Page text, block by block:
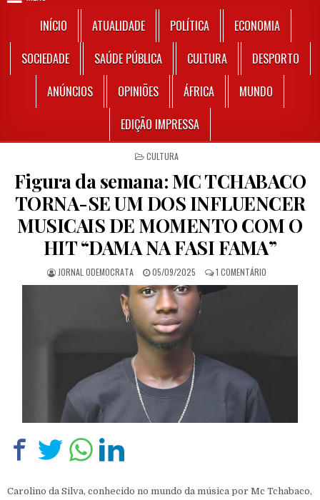
INÍCIO ATUALIDADE POLÍTICA
ECONOMIA
SOCIEDADE
SAÚDE PÚBLICA CULTURA
DESPORTO
ANÚNCIOS
OPINIÕES ÁFRICA
MUNDO
EDIÇÃO IMPRESSA
POSTED IN
CULTURA
Figura da semana: MC TCHABACO
TORNA-SE UM DOS INFLUENCER
MUSICAIS DE MOMENTO COM O
HIT “DAMA NA FASI FAMA”
AUTHOR:
JORNAL ODEMOCRATA PUBLISHED DATE:
05/09/2025 1 COMENTÁRIOEM FIGURA DA
Carolino da Silva, conhecido no mundo da música por Mc Tchabaco,